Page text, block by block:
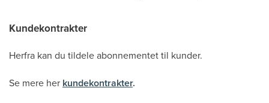
Kundekontrakter
Herfra kan du tildele abonnementet til kunder.
Se mere her kundekontrakter.